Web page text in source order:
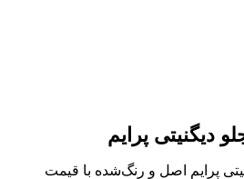
دیگنیتی پرایم
پرایم اصل و رنگ‌شده با قیمت